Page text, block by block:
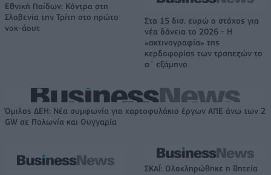
Εθνική Παίδων: Κόντρα στη
Σλοβενία την Τρίτη στο πρώτο
νοκ-άουτ
Στα 15 δισ. ευρώ ο στόχος για
νέα δάνεια το 2026 - Η
«ακτινογραφία» της
κερδοφορίας των τραπεζών το
α΄ εξάμηνο
Όμιλος ΔΕΗ: Νέα συμφωνία για χαρτοφυλάκιο έργων ΑΠΕ άνω των 2
GW σε Πολωνία και Ουγγαρία
ΣΚΑΪ: Ολοκληρώθηκε η θητεία